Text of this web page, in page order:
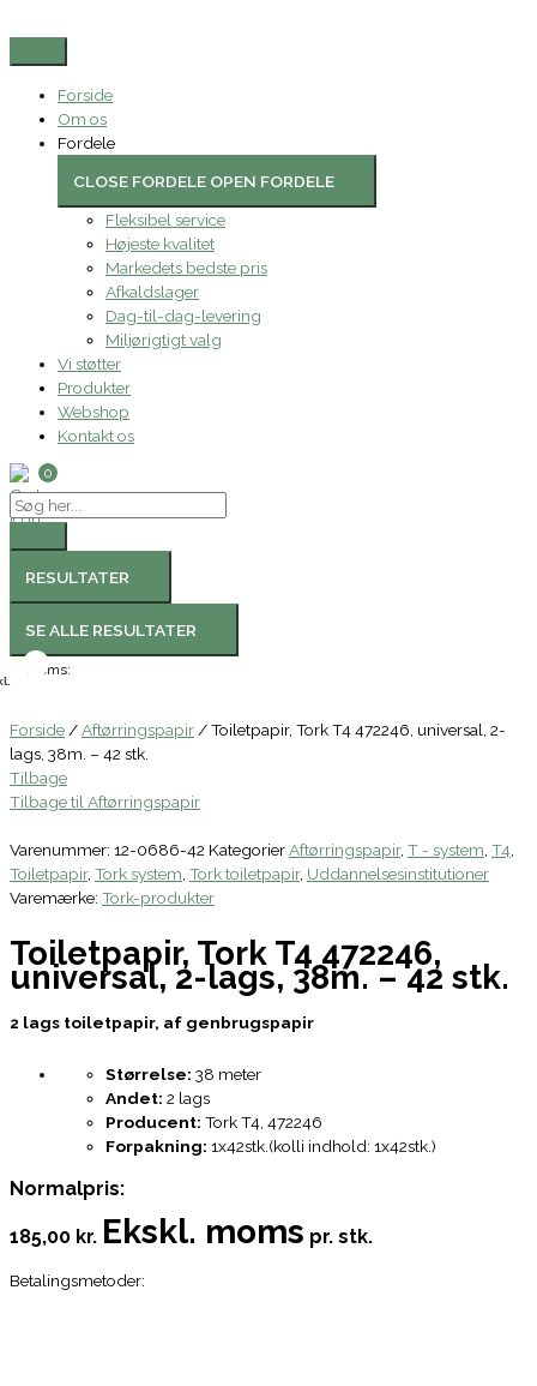
til
Forside
Om os
Fordele
CLOSE FORDELE OPEN FORDELE
Fleksibel service
Højeste kvalitet
Markedets bedste pris
Afkaldslager
Dag-til-dag-levering
Miljørigtigt valg
Vi støtter
Produkter
Webshop
Kontakt os
0
...
RESULTATER
SE ALLE RESULTATER
Moms:
Forside/Aftørringspapir/ Toiletpapir, Tork T4 472246, universal, 2-
lags, 38m. – 42 stk.
Tilbage
Tilbage til Aftørringspapir
Varenummer: 12-0686-42 KategorierAftørringspapir, T - system, T4,
Toiletpapir, Tork system, Tork toiletpapir, Uddannelsesinstitutioner
Varemærke: Tork-produkter
Toiletpapir, Tork T4 472246,
universal, 2-lags, 38m. – 42 stk.
2 lags toiletpapir, af genbrugspapir
Størrelse: 38 meter
Andet: 2 lags
Producent: Tork T4, 472246
Forpakning: 1x42stk.(kolli indhold: 1x42stk.)
Normalpris:
185,00 kr. Ekskl. moms pr. stk.
Betalingsmetoder:
Tork
universal,
kan
vælges
på
varesiden